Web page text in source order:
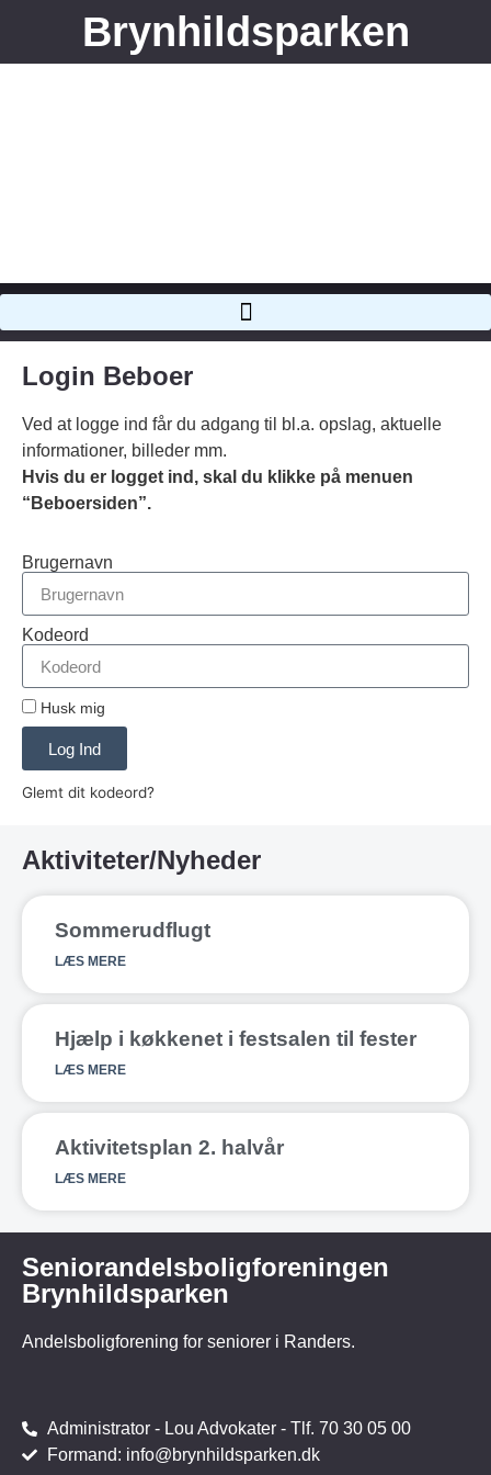
Brynhildsparken
Login Beboer
Ved at logge ind får du adgang til bl.a. opslag, aktuelle
informationer, billeder mm.
Hvis du er logget ind, skal du klikke på menuen
“Beboersiden”.
Brugernavn
Kodeord
Husk mig
Log Ind
Glemt dit kodeord?
Aktiviteter/Nyheder
Sommerudflugt
LÆS MERE
Hjælp i køkkenet i festsalen til fester
LÆS MERE
Aktivitetsplan 2. halvår
LÆS MERE
Seniorandelsboligforeningen
Brynhildsparken
Andelsboligforening for seniorer i Randers.
Administrator - Lou Advokater - Tlf. 70 30 05 00
Formand: info@brynhildsparken.dk